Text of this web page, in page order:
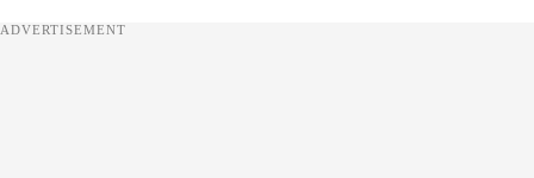
ADVERTISEMENT